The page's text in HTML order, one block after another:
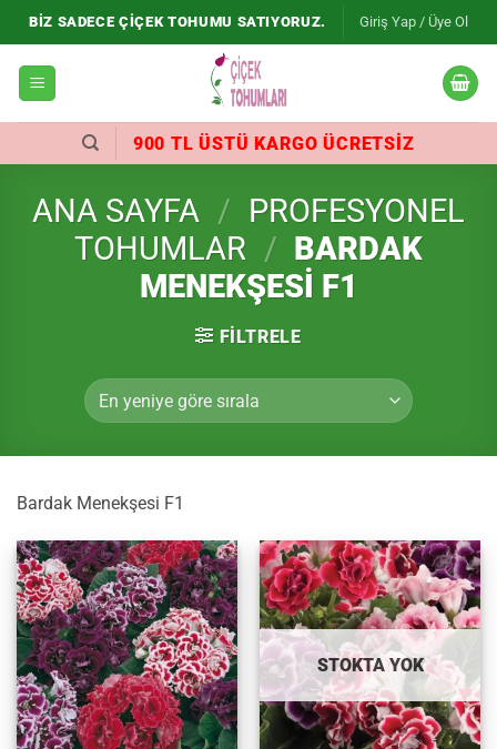
İçeriğe
atla
BIZ SADECE ÇIÇEK TOHUMU SATIYORUZ. Giriş Yap / Üye Ol
900 TL ÜSTÜ KARGO ÜCRETSIZ
ANA SAYFA / PROFESYONEL
TOHUMLAR / BARDAK
MENEKŞESI F1
FILTRELE
Bardak Menekşesi F1
STOKTA YOK